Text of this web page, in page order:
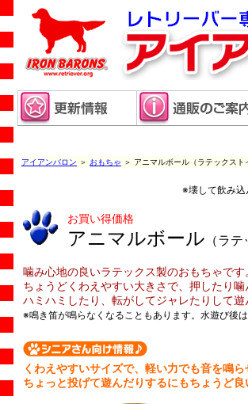
アイアンバロン ＞ おもちゃ ＞ アニマルボール（ラテックスト
※壊して飲み込
お買い得価格
アニマルボール （ラ
噛み心地の良いラテックス製のおもちゃです
ちょうどくわえやすい大きさで、押したり
ハミハミしたり、転がしてジャレたりして遊
※鳴き笛が鳴らなくなることもあります。水遊び後は
くわえやすいサイズで、軽い力でも音を鳴
ちょっと投げて遊んだりするにもちょうど良